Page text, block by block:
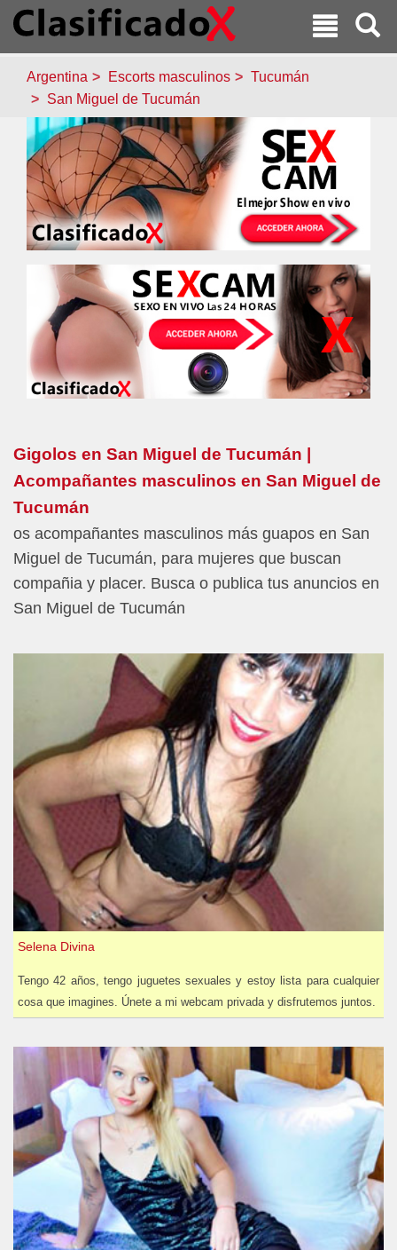
Argentina Escorts masculinos
Tucumán
San Miguel de Tucumán
Gigolos en San Miguel de Tucumán |
Acompañantes masculinos en San Miguel de
Tucumán
os acompañantes masculinos más guapos en San
Miguel de Tucumán, para mujeres que buscan
compañia y placer. Busca o publica tus anuncios en
San Miguel de Tucumán
Selena Divina
Tengo 42 años, tengo juguetes sexuales y estoy lista para cualquier
cosa que imagines. Únete a mi webcam privada y disfrutemos juntos.